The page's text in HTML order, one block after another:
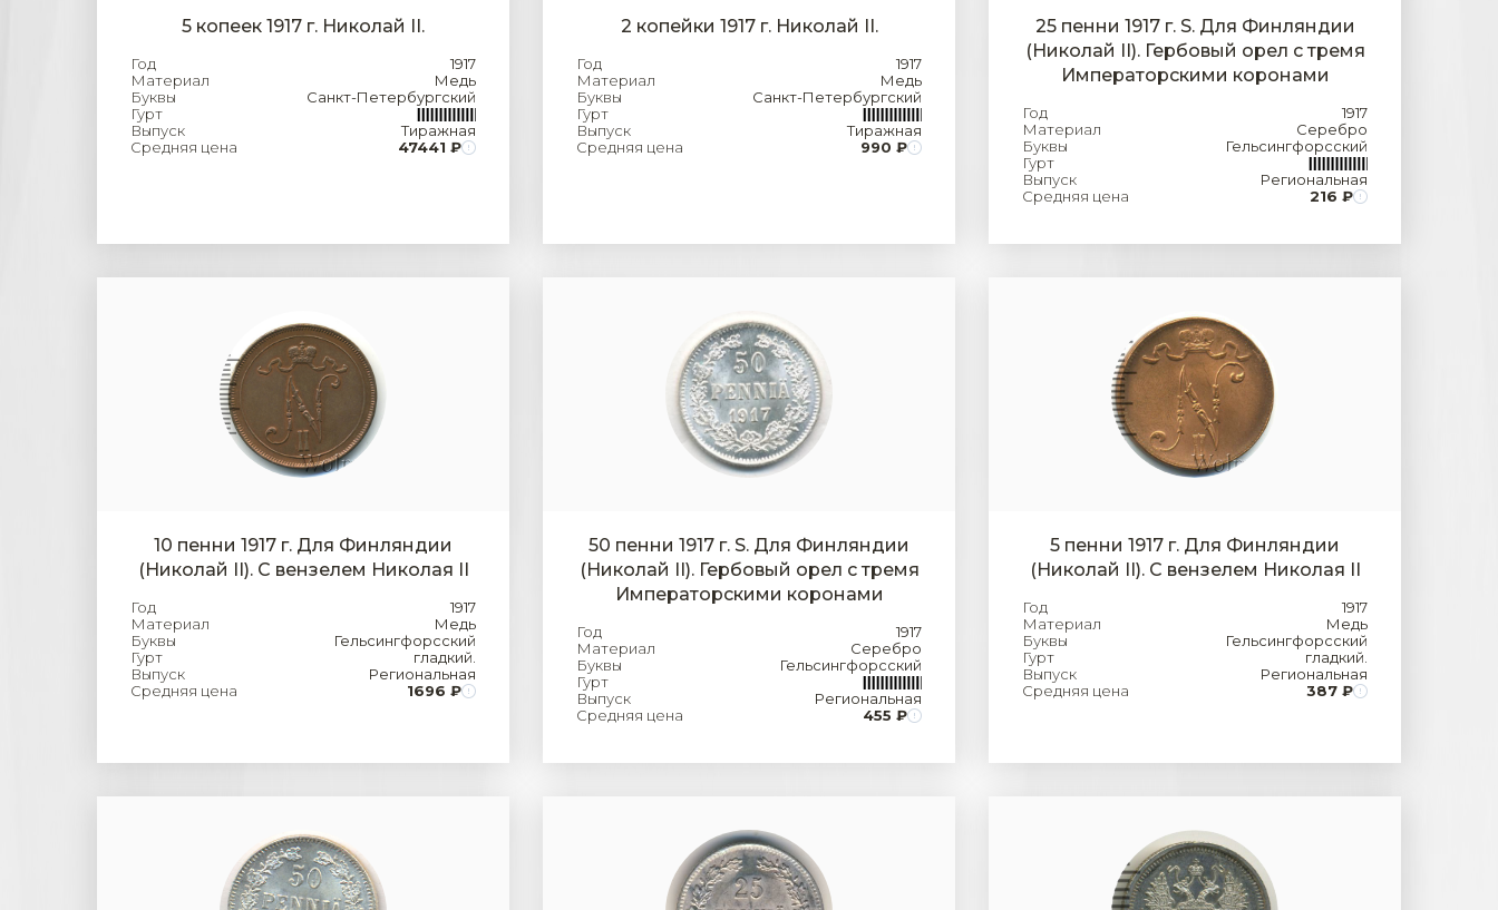
5 копеек 1917 г. Николай II.
Год
1917
Материал
Медь
Буквы
Санкт-Петербургский
Гурт
Выпуск
Тиражная
Средняя цена
47441 ₽
2 копейки 1917 г. Николай II.
Год
1917
Материал
Медь
Буквы
Санкт-Петербургский
Гурт
Выпуск
Тиражная
Средняя цена
990 ₽
25 пенни 1917 г. S. Для Финляндии
(Николай II). Гербовый орел с тремя
Императорскими коронами
Год
1917
Материал
Серебро
Буквы
Гельсингфорсский
Гурт
Выпуск
Региональная
Средняя цена
216 ₽
10 пенни 1917 г. Для Финляндии
(Николай II). С вензелем Николая II
Год
1917
Материал
Медь
Буквы
Гельсингфорсский
Гурт
гладкий.
Выпуск
Региональная
Средняя цена
1696 ₽
50 пенни 1917 г. S. Для Финляндии
(Николай II). Гербовый орел с тремя
Императорскими коронами
Год
1917
Материал
Серебро
Буквы
Гельсингфорсский
Гурт
Выпуск
Региональная
Средняя цена
455 ₽
5 пенни 1917 г. Для Финляндии
(Николай II). С вензелем Николая II
Год
1917
Материал
Медь
Буквы
Гельсингфорсский
Гурт
гладкий.
Выпуск
Региональная
Средняя цена
387 ₽